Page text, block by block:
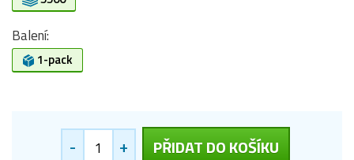
Balení:
1-pack
- + PŘIDAT DO KOŠÍKU